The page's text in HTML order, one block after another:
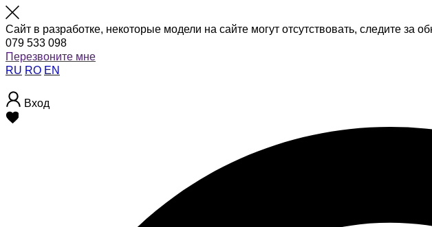
Сайт в разработке, некоторые модели на сайте могут отсутствовать, следите за
079 533 098
Перезвоните мне
RU RO EN
Вход